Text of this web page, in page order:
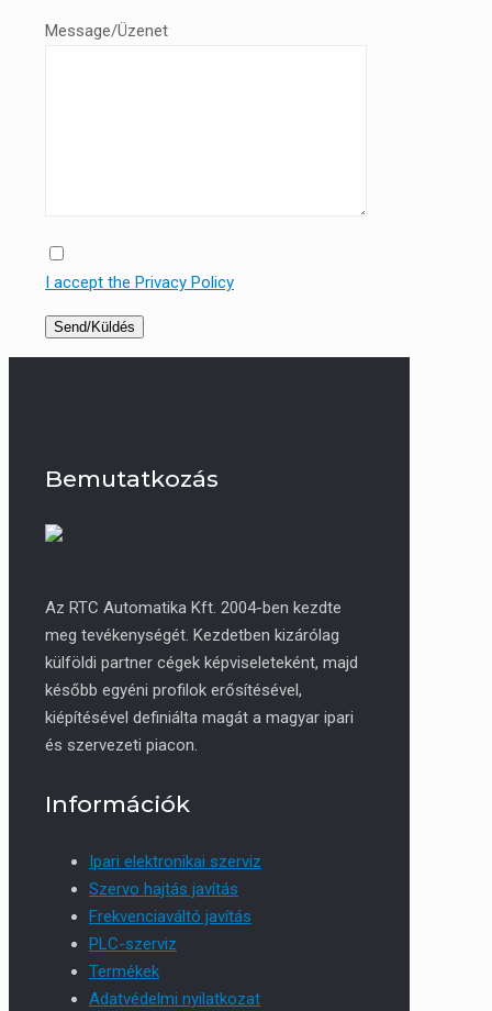
Message/Üzenet
I accept the Privacy Policy
Bemutatkozás
Az RTC Automatika Kft. 2004-ben kezdte
meg tevékenységét. Kezdetben kizárólag
külföldi partner cégek képviseleteként, majd
később egyéni profilok erősítésével,
kiépítésével definiálta magát a magyar ipari
és szervezeti piacon.
Információk
Ipari elektronikai szerviz
Szervo hajtás javítás
Frekvenciaváltó javítás
PLC-szerviz
Termékek
Adatvédelmi nyilatkozat